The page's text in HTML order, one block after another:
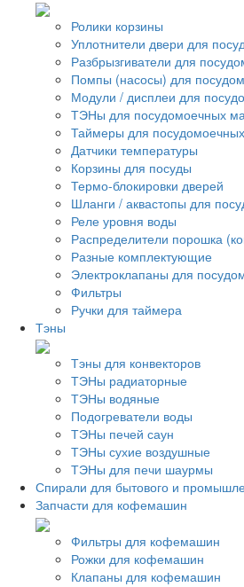
Ролики корзины
Уплотнители двери для
Разбрызгиватели для
Помпы (насосы) для
Модули / дисплеи для
ТЭНы для посудомоечных
Таймеры для
Датчики температуры
Корзины для посуды
Термо-блокировки дверей
Шланги / аквастопы для
Реле уровня воды
Распределители порошка
Разные комплектующие
Электроклапаны для
Фильтры
Ручки для таймера
Тэны
Тэны для конвекторов
ТЭНы радиаторные
ТЭНы водяные
Подогреватели воды
ТЭНы печей саун
ТЭНы сухие воздушные
ТЭНы для печи шаурмы
Спирали для бытового и
Запчасти для кофемашин
Фильтры для кофемашин
Рожки для кофемашин
Клапаны для кофемашин